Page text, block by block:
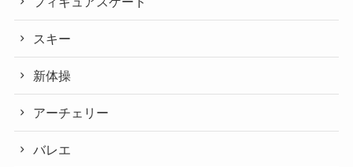
スキー
新体操
アーチェリー
バレエ